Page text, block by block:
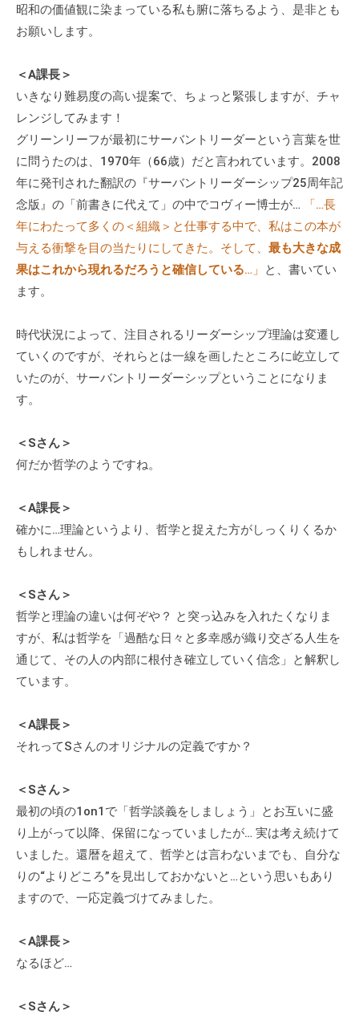
グ
の
供
を
行
な
い
ま
す
。
そ
の
、
コ
ー
チ
学
た
い
士
や
個
人
の
方
チ
探
し
て
い
る
方
コ
ー
昭和の価値観に染まっている私も腑に落ちるよう、是非とも
お願いします。
＜A課長＞
いきなり難易度の高い提案で、ちょっと緊張しますが、チャ
レンジしてみます！
グリーンリーフが最初にサーバントリーダーという言葉を世
に問うたのは、1970年（66歳）だと言われています。2008
年に発刊された翻訳の『サーバントリーダーシップ25周年記
念版』の「前書きに代えて」の中でコヴィー博士が…
「…長
年にわたって多くの＜組織＞と仕事する中で、私はこの本が
与える衝撃を目の当たりにしてきた。そして、 最も大きな成
果はこれから現れるだろうと確信している…」
と、書いてい
ます。
時代状況によって、注目されるリーダーシップ理論は変遷し
ていくのですが、それらとは一線を画したところに屹立して
いたのが、サーバントリーダーシップということになりま
す。
＜Sさん＞
何だか哲学のようですね。
＜A課長＞
確かに…理論というより、哲学と捉えた方がしっくりくるか
もしれません。
＜Sさん＞
哲学と理論の違いは何ぞや？ と突っ込みを入れたくなりま
すが、私は哲学を「過酷な日々と多幸感が織り交ざる人生を
通じて、その人の内部に根付き確立していく信念」と解釈し
ています。
＜A課長＞
それってSさんのオリジナルの定義ですか？
＜Sさん＞
最初の頃の1on1で「哲学談義をしましょう」とお互いに盛
り上がって以降、保留になっていましたが… 実は考え続けて
いました。還暦を超えて、哲学とは言わないまでも、自分な
りの“よりどころ”を見出しておかないと…という思いもあり
ますので、一応定義づけてみました。
＜A課長＞
なるほど…
＜Sさん＞